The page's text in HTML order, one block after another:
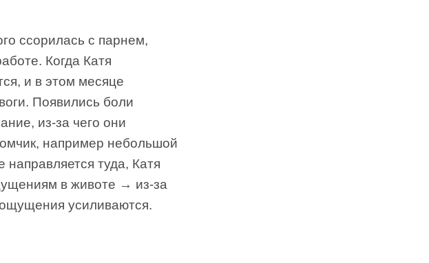
ссорилась с парнем,
Когда Катя
и в этом месяце
Появились боли
из-за чего они
например небольшой
туда, Катя
в животе → из-за
усиливаются.